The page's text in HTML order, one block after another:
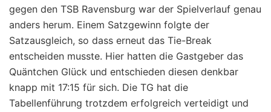
gegen den TSB Ravensburg war der Spielverlauf genau
anders herum. Einem Satzgewinn folgte der
Satzausgleich, so dass erneut das Tie-Break
entscheiden musste. Hier hatten die Gastgeber das
Quäntchen Glück und entschieden diesen denkbar
knapp mit 17:15 für sich. Die TG hat die
Tabellenführung trotzdem erfolgreich verteidigt und